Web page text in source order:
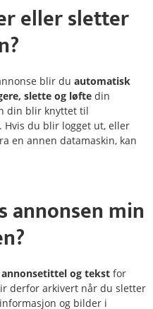
ellersletter
blir du automatisk
slette og løfte din
din blir knyttet til
du blir logget ut, eller
en annen datamaskin, kan
annonsen min
annonsetittel og tekst for
derfor arkivert når du sletter
og bilder i